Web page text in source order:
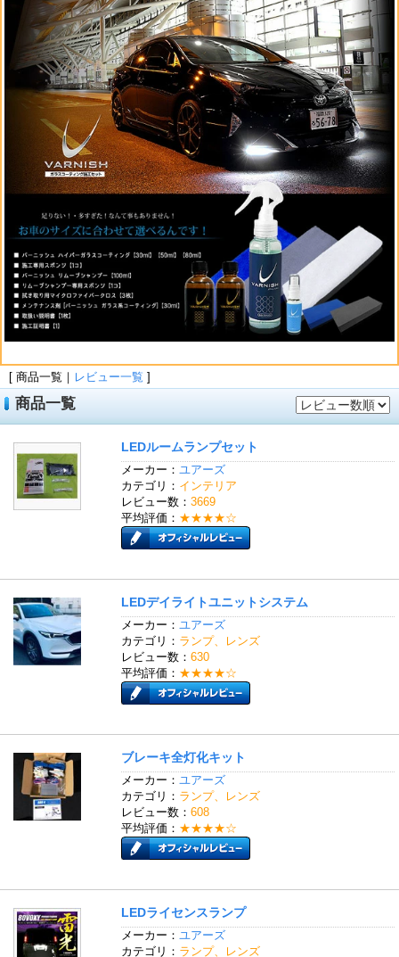
[ 商品一覧｜ レビュー一覧 ]
商品一覧
LEDルームランプセット
メーカー：ユアーズ
カテゴリ： インテリア
レビュー数：3669
平均評価： ★★★★☆
LEDデイライトユニットシステム
メーカー：ユアーズ
カテゴリ： ランプ、レンズ
レビュー数：630
平均評価： ★★★★☆
ブレーキ全灯化キット
メーカー：ユアーズ
カテゴリ： ランプ、レンズ
レビュー数：608
平均評価： ★★★★☆
LEDライセンスランプ
メーカー：ユアーズ
カテゴリ： ランプ、レンズ